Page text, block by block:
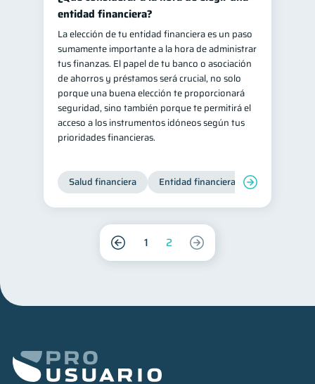
entidad financiera?
La elección de tu entidad financiera es un paso
sumamente importante a la hora de administrar
tus finanzas. El papel de tu banco o asociación
de ahorros y préstamos será crucial, no solo
porque una buena elección te proporcionará
seguridad, sino también porque te permitirá el
acceso a los instrumentos idóneos según tus
prioridades financieras.
Salud financiera Entidad financiera
1 2